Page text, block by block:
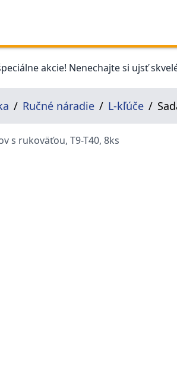
akcie! Nenechajte si ujsť
Ručné náradie L-kľúče